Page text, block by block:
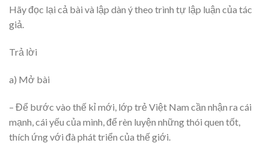
Hãy đọc lại cả bài và lập dàn ý theo trình tự lập luận của tác
giả.
Trả lời
a) Mở bài
– Để bước vào thế kỉ mới, lớp trẻ Việt Nam cần nhận ra cái
mạnh, cái yếu của mình, để rèn luyện những thói quen tốt,
thích ứng với đà phát triển của thế giới.